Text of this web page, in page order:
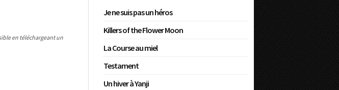
en téléchargeant un
Je ne suis pas un héros
Killers of the Flower Moon
La Course au miel
Testament
Un hiver à Yanji